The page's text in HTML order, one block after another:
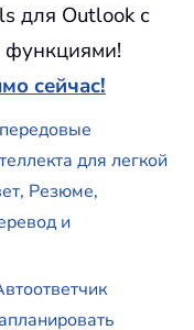
для Outlook с
функциями!
сейчас!
для легкой
Резюме,
и